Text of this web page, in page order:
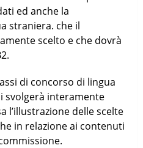
ed anche la
straniera. che il
scelto e che dovrà
di concorso di lingua
svolgerà interamente
l’illustrazione delle scelte
in relazione ai contenuti